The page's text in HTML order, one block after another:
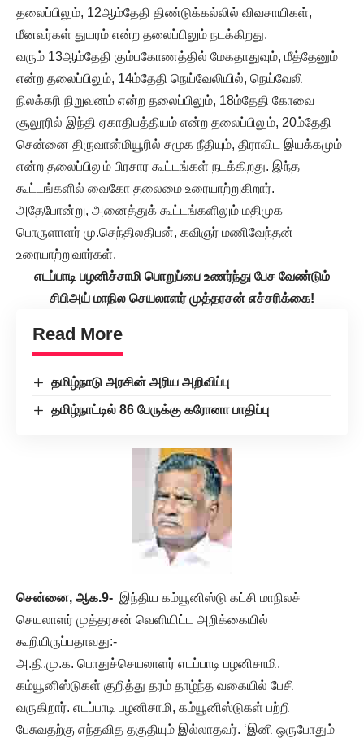
தலைப்பிலும், 12ஆம்தேதி திண்டுக்கல்லில் விவசாயிகள்,
மீனவர்கள் துயரம் என்ற தலைப்பிலும் நடக்கிறது.
வரும் 13ஆம்தேதி கும்பகோணத்தில் மேகதாதுவும், மீத்தேனும்
என்ற தலைப்பிலும், 14ம்தேதி நெய்வேலியில், நெய்வேலி
நிலக்கரி நிறுவனம் என்ற தலைப்பிலும், 18ம்தேதி கோவை
சூலூரில் இந்தி ஏகாதிபத்தியம் என்ற தலைப்பிலும், 20ம்தேதி
சென்னை திருவான்மியூரில் சமூக நீதியும், திராவிட இயக்கமும்
என்ற தலைப்பிலும் பிரசார கூட்டங்கள் நடக்கிறது. இந்த
கூட்டங்களில் வைகோ தலைமை உரையாற்றுகிறார்.
அதேபோன்று, அனைத்துக் கூட்டங்களிலும் மதிமுக
பொருளாளர் மு.செந்திலதிபன், கவிஞர் மணிவேந்தன்
உரையாற்றுவார்கள்.
எடப்பாடி பழனிச்சாமி பொறுப்பை உணர்ந்து பேச வேண்டும்
சிபிஅய் மாநில செயலாளர் முத்தரசன் எச்சரிக்கை!
Read More
தமிழ்நாடு அரசின் அரிய அறிவிப்பு
தமிழ்நாட்டில் 86 பேருக்கு கரோனா பாதிப்பு
சென்னை, ஆக.9- இந்திய கம்யூனிஸ்டு கட்சி மாநிலச்
செயலாளர் முத்தரசன் வெளியிட்ட அறிக்கையில்
கூறியிருப்பதாவது:-
அ.தி.மு.க. பொதுச்செயலாளர் எடப்பாடி பழனிசாமி.
கம்யூனிஸ்டுகள் குறித்து தரம் தாழ்ந்த வகையில் பேசி
வருகிறார். எடப்பாடி பழனிசாமி, கம்யூனிஸ்டுகள் பற்றி
பேசுவதற்கு எந்தவித தகுதியும் இல்லாதவர். ‘இனி ஒருபோதும்